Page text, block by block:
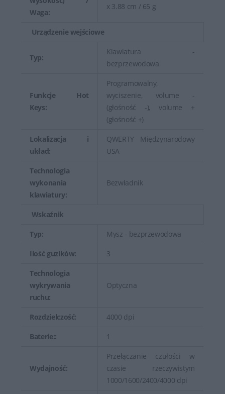
Waga:
x 3.88 cm / 65 g
Urządzenie wejściowe
Typ:
Klawiatura -
bezprzewodowa
Funkcje Hot
Keys:
Programowalny,
wyciszenie, volume -
(głośność -), volume +
(głośność +)
Lokalizacja i
układ:
QWERTY Międzynarodowy
USA
Technologia
wykonania
klawiatury:
Bezwładnik
Wskaźnik
Typ: Mysz - bezprzewodowa
Ilość guzików: 3
Technologia
wykrywania
ruchu:
Optyczna
Rozdzielczość: 4000 dpi
Baterie:: 1
Wydajność:
Przełączanie czułości w
czasie rzeczywistym
1000/1600/2400/4000 dpi